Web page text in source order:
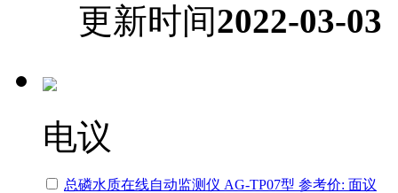
更新时间2022-03-03
电议
总磷水质在线自动监测仪 AG-TP07型 参考价: 面议